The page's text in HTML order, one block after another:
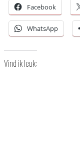
Facebook
WhatsApp
Vind ik leuk: